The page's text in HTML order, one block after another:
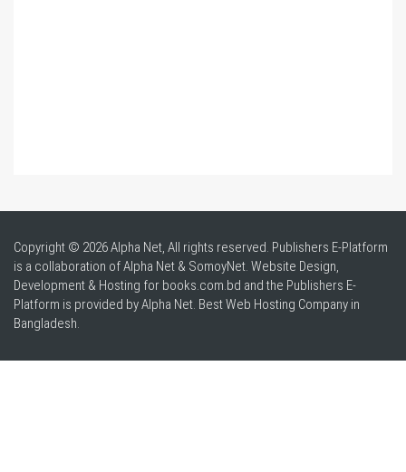
Copyright © 2026 Alpha Net, All rights reserved. Publishers E-Platform
is a collaboration of Alpha Net & SomoyNet. Website Design,
Development & Hosting for books.com.bd and the Publishers E-
Platform is provided by Alpha Net. BestWeb Hosting Company in
Bangladesh.